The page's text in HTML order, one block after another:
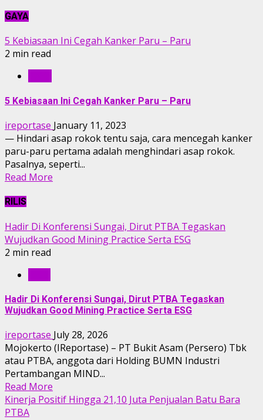
GAYA
5 Kebiasaan Ini Cegah Kanker Paru – Paru
2 min read
5 Kebiasaan Ini Cegah Kanker Paru – Paru
ireportase January 11, 2023
— Hindari asap rokok tentu saja, cara mencegah kanker
paru-paru pertama adalah menghindari asap rokok.
Pasalnya, seperti...
Read More
RILIS
Hadir Di Konferensi Sungai, Dirut PTBA Tegaskan
Wujudkan Good Mining Practice Serta ESG
2 min read
Hadir Di Konferensi Sungai, Dirut PTBA Tegaskan
Wujudkan Good Mining Practice Serta ESG
ireportase July 28, 2026
Mojokerto (IReportase) – PT Bukit Asam (Persero) Tbk
atau PTBA, anggota dari Holding BUMN Industri
Pertambangan MIND...
Read More
Kinerja Positif Hingga 21,10 Juta Penjualan Batu Bara
PTBA